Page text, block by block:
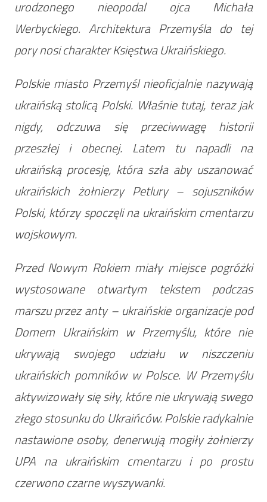
urodzonego nieopodal ojca Michała
Werbyckiego. Architektura Przemyśla do tej
pory nosi charakter Księstwa Ukraińskiego.
Polskie miasto Przemyśl nieoficjalnie nazywają
ukraińską stolicą Polski. Właśnie tutaj, teraz jak
nigdy, odczuwa się przeciwwagę historii
przeszłej i obecnej. Latem tu napadli na
ukraińską procesję, która szła aby uszanować
ukraińskich żołnierzy Petlury – sojuszników
Polski, którzy spoczęli na ukraińskim cmentarzu
wojskowym.
Przed Nowym Rokiem miały miejsce pogróżki
wystosowane otwartym tekstem podczas
marszu przez anty – ukraińskie organizacje pod
Domem Ukraińskim w Przemyślu, które nie
ukrywają swojego udziału w niszczeniu
ukraińskich pomników w Polsce. W Przemyślu
aktywizowały się siły, które nie ukrywają swego
złego stosunku do Ukraińców. Polskie radykalnie
nastawione osoby, denerwują mogiły żołnierzy
UPA na ukraińskim cmentarzu i po prostu
czerwono czarne wyszywanki.